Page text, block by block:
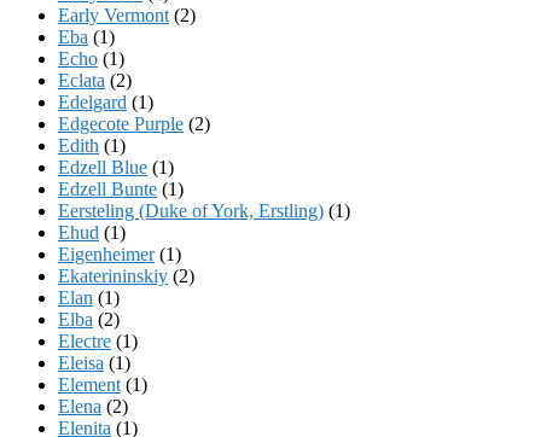
Early Vermont (2)
Eba (1)
Echo (1)
Eclata (2)
Edelgard (1)
Edgecote Purple (2)
Edith (1)
Edzell Blue (1)
Edzell Bunte (1)
Eersteling (Duke of York, Erstling) (1)
Ehud (1)
Eigenheimer(1)
Ekaterininskiy (2)
Elan (1)
Elba (2)
Electre (1)
Eleisa (1)
Element (1)
Elena (2)
Elenita (1)